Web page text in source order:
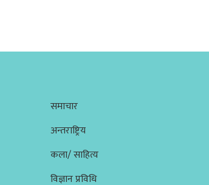
समाचार
अन्तराष्ट्रिय
कला/ साहित्य
विज्ञान प्रविधि